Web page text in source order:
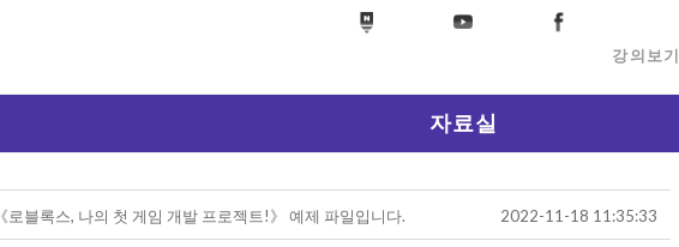
강의보기
자료실
《로블록스, 나의 첫 게임 개발 프로젝트!》 예제 파일입니다. 2022-11-18 11:35:33